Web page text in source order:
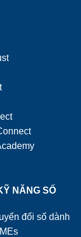
NĂNG SỐ
đổi số dành